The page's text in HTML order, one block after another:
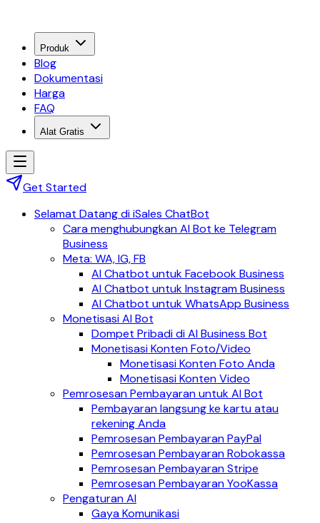
Produk
Blog
Dokumentasi
Harga
FAQ
Alat Gratis
Get Started
Selamat Datang di iSales ChatBot
Cara menghubungkan AI Bot ke Telegram
Business
Meta: WA, IG, FB
AI Chatbot untuk Facebook Business
AI Chatbot untuk Instagram Business
AI Chatbot untuk WhatsApp Business
Monetisasi AI Bot
Dompet Pribadi di AI Business Bot
Monetisasi Konten Foto/Video
Monetisasi Konten Foto Anda
Monetisasi Konten Video
Pemrosesan Pembayaran untuk AI Bot
Pembayaran langsung ke kartu atau
rekening Anda
Pemrosesan Pembayaran PayPal
Pemrosesan Pembayaran Robokassa
Pemrosesan Pembayaran Stripe
Pemrosesan Pembayaran YooKassa
Pengaturan AI
Gaya Komunikasi